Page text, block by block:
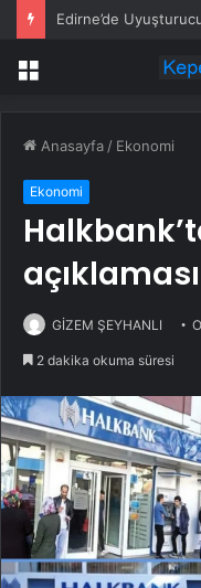
Menü
Anasayfa / Ekonomi
Ekonomi
açıklaması
GİZEM ŞEYHANLI
2 dakika okuma süresi